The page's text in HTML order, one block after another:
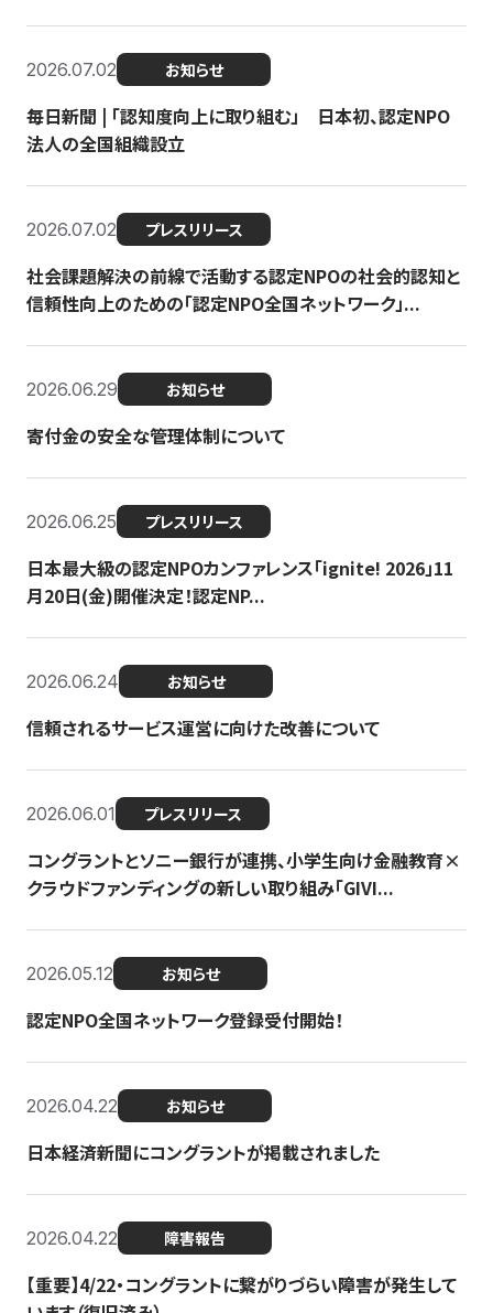
2026.07.02 お知らせ
毎日新聞 | 「認知度向上に取り組む」 日本初、認定NPO
法人の全国組織設立
2026.07.02 プレスリリース
社会課題解決の前線で活動する認定NPOの社会的認知と
信頼性向上のための「認定NPO全国ネットワーク」...
2026.06.29 お知らせ
寄付金の安全な管理体制について
2026.06.25 プレスリリース
日本最大級の認定NPOカンファレンス「ignite! 2026」11
月20日(金)開催決定！認定NP...
2026.06.24 お知らせ
信頼されるサービス運営に向けた改善について
2026.06.01 プレスリリース
コングラントとソニー銀行が連携、小学生向け金融教育×
クラウドファンディングの新しい取り組み「GIVI...
2026.05.12 お知らせ
認定NPO全国ネットワーク登録受付開始！
2026.04.22 お知らせ
日本経済新聞にコングラントが掲載されました
2026.04.22 障害報告
【重要】4/22・コングラントに繋がりづらい障害が発生して